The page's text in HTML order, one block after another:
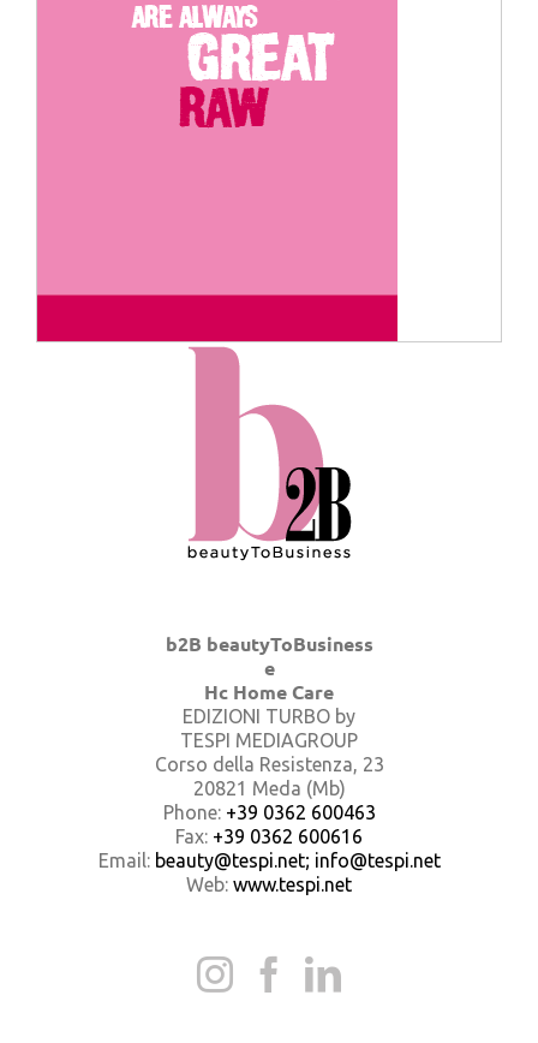
b2B beautyToBusiness
e
Hc Home Care
EDIZIONI TURBO by
TESPI MEDIAGROUP
Corso della Resistenza, 23
20821 Meda (Mb)
Phone: +39 0362 600463
Fax: +39 0362 600616
Email: beauty@tespi.net; info@tespi.net
Web: www.tespi.net